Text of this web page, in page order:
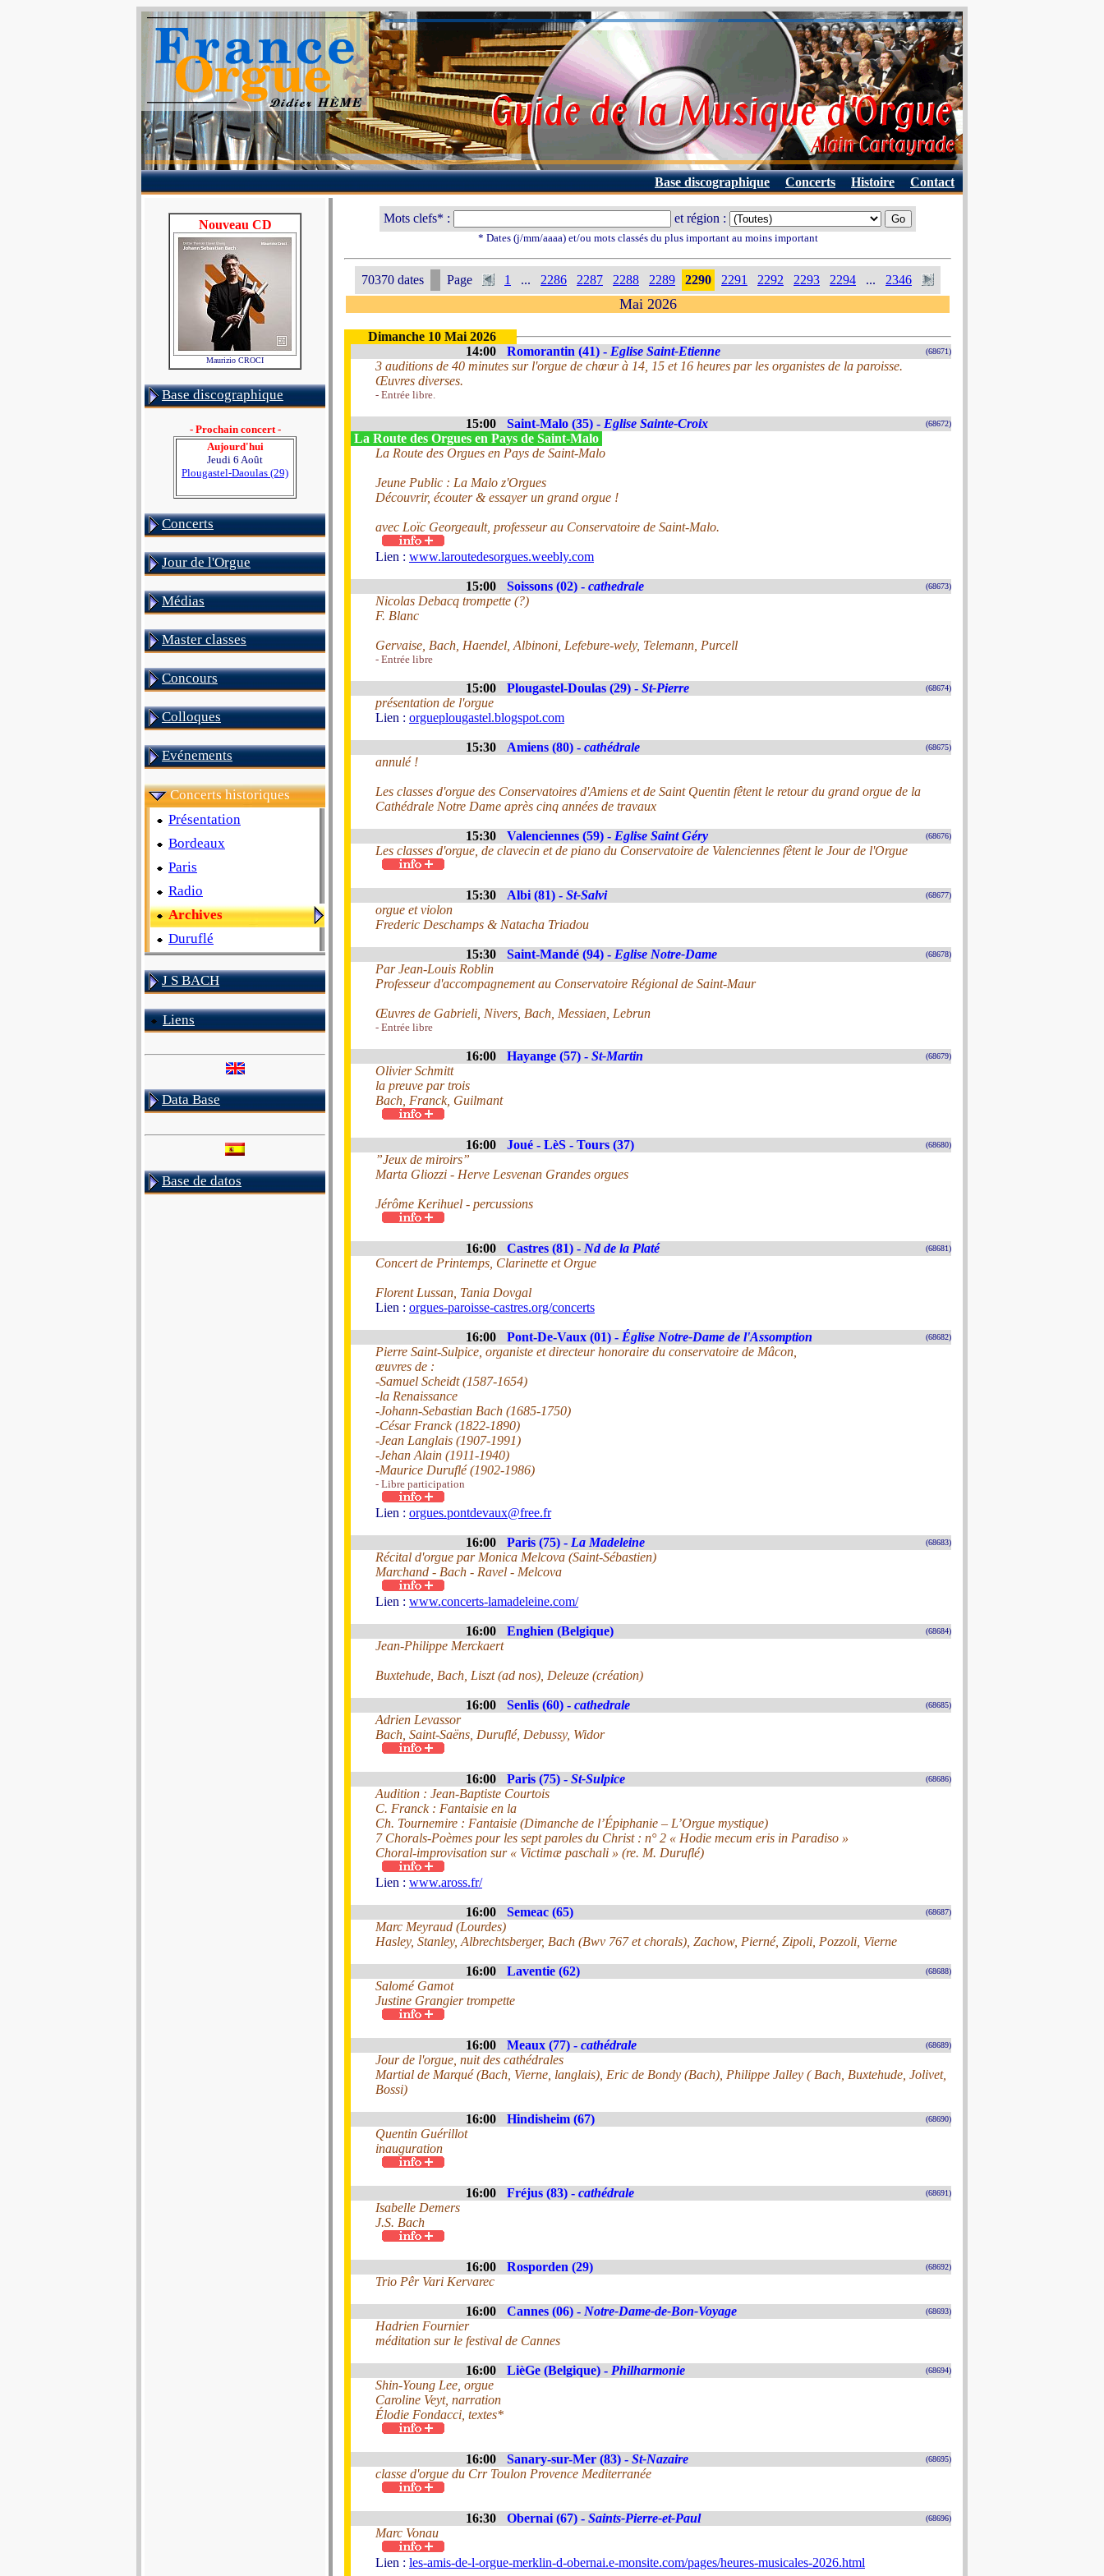
Base discographique Concerts Histoire Contact
Nouveau CD
Maurizio CROCI
Base discographique
- Prochain concert -
Aujourd'hui
Jeudi 6 Août
Plougastel-Daoulas (29)
Concerts
Jour de l'Orgue
Médias
Master classes
Concours
Colloques
Evénements
Concerts historiques
Présentation
Bordeaux
Paris
Radio
Archives
Duruflé
J S BACH
Liens
Data Base
Base de datos
Mots clefs* : et région :
* Dates (j/mm/aaaa) et/ou mots classés du plus important au moins important
70370 dates Page 1 ... 2286 2287 2288 2289 2290 2291 2292 2293 2294 ... 2346
Mai 2026
Dimanche 10 Mai 2026
14:00
Romorantin (41) - Eglise Saint-Etienne (68671)
3 auditions de 40 minutes sur l'orgue de chœur à 14, 15 et 16 heures par les organistes de la paroisse.
Œuvres diverses.
- Entrée libre.
15:00 Saint-Malo (35) - Eglise Sainte-Croix (68672)
La Route des Orgues en Pays de Saint-Malo
La Route des Orgues en Pays de Saint-Malo
Jeune Public : La Malo z'Orgues
Découvrir, écouter & essayer un grand orgue !
avec Loïc Georgeault, professeur au Conservatoire de Saint-Malo.
Lien : www.laroutedesorgues.weebly.com
15:00 Soissons (02) - cathedrale (68673)
Nicolas Debacq trompette (?)
F. Blanc
Gervaise, Bach, Haendel, Albinoni, Lefebure-wely, Telemann, Purcell
- Entrée libre
15:00 Plougastel-Doulas (29) - St-Pierre (68674)
présentation de l'orgue
Lien : orgueplougastel.blogspot.com
15:30 Amiens (80) - cathédrale (68675)
annulé !
Les classes d'orgue des Conservatoires d'Amiens et de Saint Quentin fêtent le retour du grand orgue de la
Cathédrale Notre Dame après cinq années de travaux
15:30 Valenciennes (59) - Eglise Saint Géry (68676)
Les classes d'orgue, de clavecin et de piano du Conservatoire de Valenciennes fêtent le Jour de l'Orgue
15:30 Albi (81) - St-Salvi (68677)
orgue et violon
Frederic Deschamps & Natacha Triadou
15:30 Saint-Mandé (94) - Eglise Notre-Dame (68678)
Par Jean-Louis Roblin
Professeur d'accompagnement au Conservatoire Régional de Saint-Maur
Œuvres de Gabrieli, Nivers, Bach, Messiaen, Lebrun
- Entrée libre
16:00 Hayange (57) - St-Martin (68679)
Olivier Schmitt
la preuve par trois
Bach, Franck, Guilmant
16:00 Joué - LèS - Tours (37) (68680)
”Jeux de miroirs”
Marta Gliozzi - Herve Lesvenan Grandes orgues
Jérôme Kerihuel - percussions
16:00 Castres (81) - Nd de la Platé (68681)
Concert de Printemps, Clarinette et Orgue
Florent Lussan, Tania Dovgal
Lien : orgues-paroisse-castres.org/concerts
16:00 Pont-De-Vaux (01) - Église Notre-Dame de l'Assomption (68682)
Pierre Saint-Sulpice, organiste et directeur honoraire du conservatoire de Mâcon,
œuvres de :
-Samuel Scheidt (1587-1654)
-la Renaissance
-Johann-Sebastian Bach (1685-1750)
-César Franck (1822-1890)
-Jean Langlais (1907-1991)
-Jehan Alain (1911-1940)
-Maurice Duruflé (1902-1986)
- Libre participation
Lien : orgues.pontdevaux@free.fr
16:00 Paris (75) - La Madeleine (68683)
Récital d'orgue par Monica Melcova (Saint-Sébastien)
Marchand - Bach - Ravel - Melcova
Lien : www.concerts-lamadeleine.com/
16:00 Enghien (Belgique) (68684)
Jean-Philippe Merckaert
Buxtehude, Bach, Liszt (ad nos), Deleuze (création)
16:00 Senlis (60) - cathedrale (68685)
Adrien Levassor
Bach, Saint-Saëns, Duruflé, Debussy, Widor
16:00 Paris (75) - St-Sulpice (68686)
Audition : Jean-Baptiste Courtois
C. Franck : Fantaisie en la
Ch. Tournemire : Fantaisie (Dimanche de l’Épiphanie – L’Orgue mystique)
7 Chorals-Poèmes pour les sept paroles du Christ : n° 2 « Hodie mecum eris in Paradiso »
Choral-improvisation sur « Victimæ paschali » (re. M. Duruflé)
Lien : www.aross.fr/
16:00 Semeac (65) (68687)
Marc Meyraud (Lourdes)
Hasley, Stanley, Albrechtsberger, Bach (Bwv 767 et chorals), Zachow, Pierné, Zipoli, Pozzoli, Vierne
16:00 Laventie (62) (68688)
Salomé Gamot
Justine Grangier trompette
16:00 Meaux (77) - cathédrale (68689)
Jour de l'orgue, nuit des cathédrales
Martial de Marqué (Bach, Vierne, langlais), Eric de Bondy (Bach), Philippe Jalley ( Bach, Buxtehude, Jolivet,
Bossi)
16:00 Hindisheim (67) (68690)
Quentin Guérillot
inauguration
16:00 Fréjus (83) - cathédrale (68691)
Isabelle Demers
J.S. Bach
16:00 Rosporden (29) (68692)
Trio Pêr Vari Kervarec
16:00 Cannes (06) - Notre-Dame-de-Bon-Voyage (68693)
Hadrien Fournier
méditation sur le festival de Cannes
16:00 LièGe (Belgique) - Philharmonie (68694)
Shin-Young Lee, orgue
Caroline Veyt, narration
Élodie Fondacci, textes*
16:00 Sanary-sur-Mer (83) - St-Nazaire (68695)
classe d'orgue du Crr Toulon Provence Mediterranée
16:30 Obernai (67) - Saints-Pierre-et-Paul (68696)
Marc Vonau
Lien : les-amis-de-l-orgue-merklin-d-obernai.e-monsite.com/pages/heures-musicales-2026.html